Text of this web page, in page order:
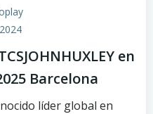
en
Barcelona
líder global en